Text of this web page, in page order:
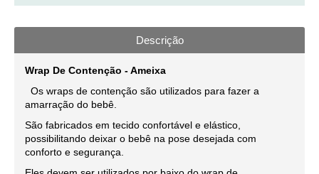
Descrição
Wrap De Contenção - Ameixa
Os wraps de contenção são utilizados para fazer a
amarração do bebê.
São fabricados em tecido confortável e elástico,
possibilitando deixar o bebê na pose desejada com
conforto e segurança.